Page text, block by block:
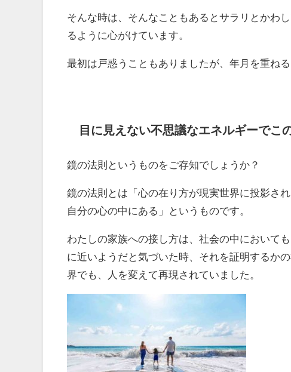
そんな時は、そんなこともあるとサラリとかわ
るように心がけています。
最初は戸惑うこともありましたが、年月を重ね
目に見えない不思議なエネルギーでこ
鏡の法則というものをご存知でしょうか？
鏡の法則とは「心の在り方が現実世界に投影さ
自分の心の中にある」というものです。
わたしの家族への接し方は、社会の中において
に近いようだと気づいた時、それを証明するか
界でも、人を変えて再現されていました。